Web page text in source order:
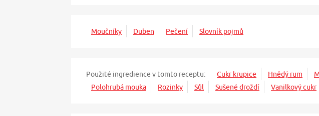
Moučníky Duben Pečení Slovník pojmů
Použité ingredience v tomto receptu: Cukr krupice Hnědý rum
Polohrubá mouka
Rozinky Sůl Sušené droždí Vanilkový cukr